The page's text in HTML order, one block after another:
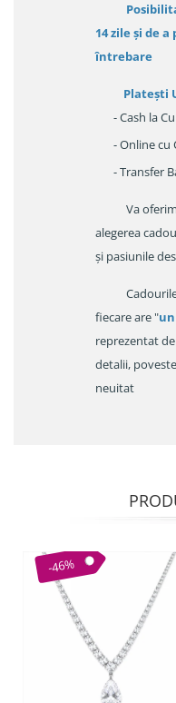
14 zileși de a
întrebare
Platești
- Cash la
- Online cu
- Transfer
Va oferim
alegerea
și pasiunile
fiecare are "
reprezentat
detalii,
neuitat
-46%